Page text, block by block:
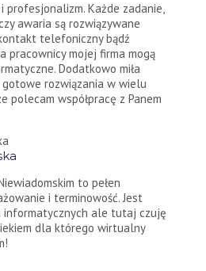
i profesjonalizm. Każde zadanie,
awaria są rozwiązywane
telefoniczny bądź
pracownicy mojej firma mogą
Dodatkowo miła
gotowe rozwiązania w wielu
polecam współpracę z Panem
to pełen
i terminowość. Jest
informatycznych ale tutaj czuję
dla którego wirtualny